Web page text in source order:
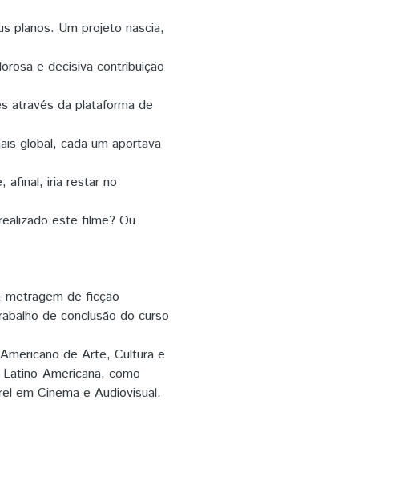
planos. Um projeto nascia,
e decisiva contribuição
através da plataforma de
global, cada um aportava
afinal, iria restar no
este filme? Ou
metragem de ficção
de conclusão do curso
de Arte, Cultura e
Americana, como
em Cinema e Audiovisual.